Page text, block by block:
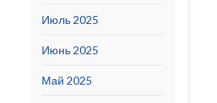
Июль 2025
Июнь 2025
Май 2025